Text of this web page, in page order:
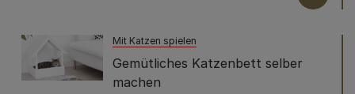
Mit Katzen spielen
Gemütliches Katzenbett selber
machen